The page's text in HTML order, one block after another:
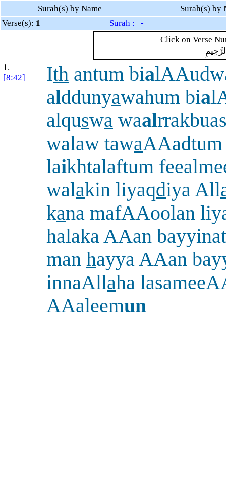
Surah(s) by Name
Surah(s) by
Verse(s): 1
Surah : -
Click on Verse
1.
[8:42]
Ith antum bia
alddunyawahum bia
alquswa waal
walaw tawaAAadtum
laikhtalaftum
walakin liyaqdiya All
kana mafAAoolan
halaka AAan
man hayya AAan
innaAllaha
AAaleemun